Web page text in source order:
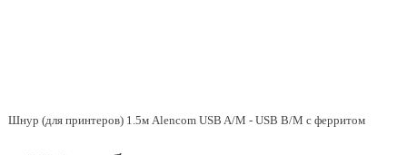
Шнур (для принтеров) 1.5м Alencom USB A/M - USB B/M с ферритом